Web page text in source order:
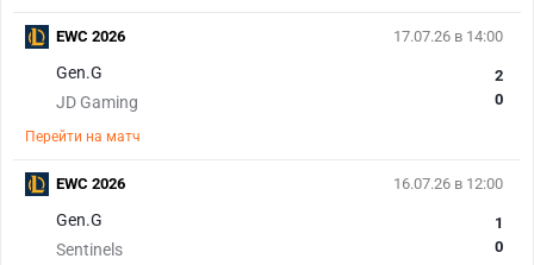
17.07.26 в 14:00
Gen.G
JD Gaming
2
0
Перейти на матч
EWC 2026
16.07.26 в 12:00
Gen.G
Sentinels
1
0
EWC 2026